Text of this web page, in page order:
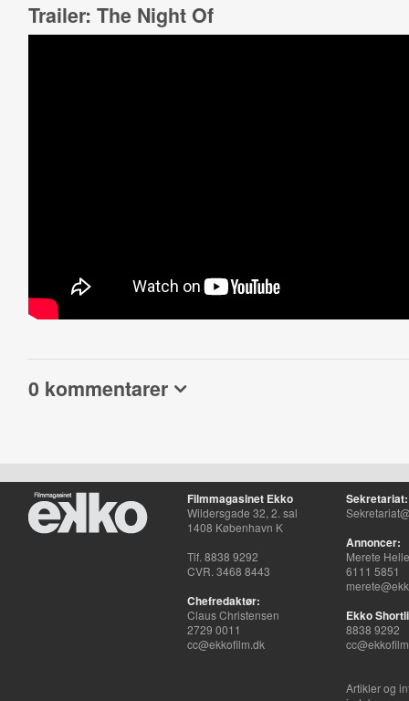
Trailer: The Night Of
0 kommentarer
Filmmagasinet Ekko
Wildersgade 32, 2. sal
1408 København K
Tlf. 8838 9292
CVR. 3468 8443
Chefredaktør:
Claus Christensen
2729 0011
cc@ekkofilm.dk
Sekretariat:
Annoncer:
Merete
6111 5851
Ekko
8838 9292
Artikler og